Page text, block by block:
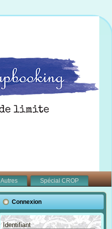
Autres
Spécial CROP
Connexion
Identifiant